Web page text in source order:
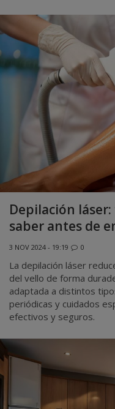
Depilación
saber antes de
3 NOV 2024 - 19:19 0
La depilación láser
del vello de forma
adaptada a distintos
periódicas y cuidados
efectivos y seguros.